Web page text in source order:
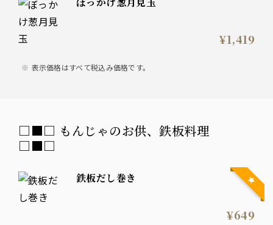
¥1,419
表示価格はすべて税込み価格です。
□■□ もんじゃのお供、鉄板料理
□■□
鉄板だし巻き
¥649